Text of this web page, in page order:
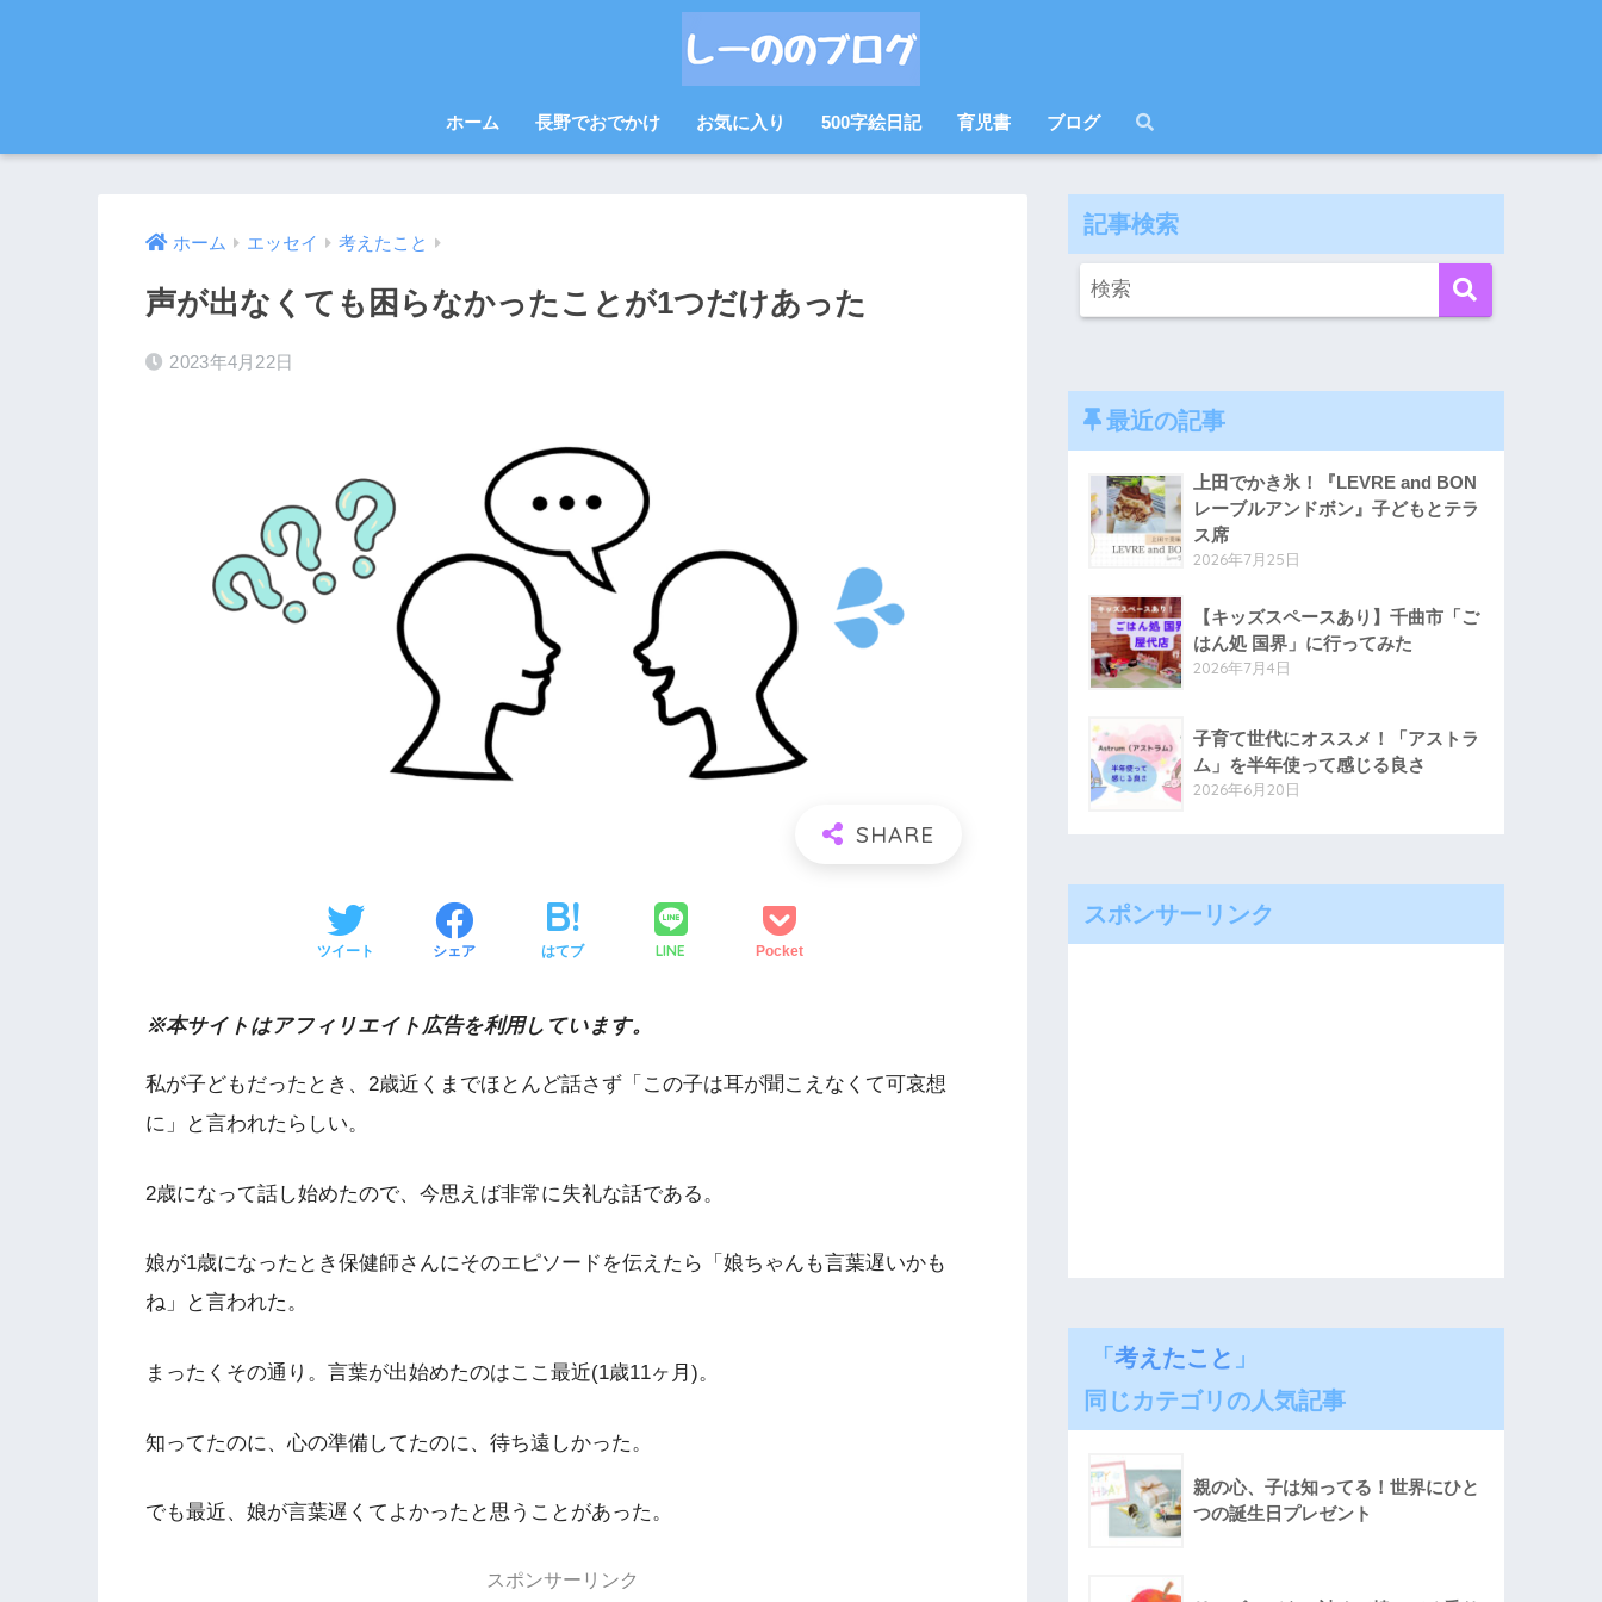
ホーム 長野でおでかけ お気に入り 500字絵日記 育児書 ブログ
ホーム エッセイ 考えたこと
声が出なくても困らなかったことが1つだけあった
2023年4月22日
ツイート シェア はてブ LINE Pocket
※本サイトはアフィリエイト広告を利用しています。
私が子どもだったとき、2歳近くまでほとんど話さず「この子は耳が聞こえなくて可哀想
に」と言われたらしい。
2歳になって話し始めたので、今思えば非常に失礼な話である。
娘が1歳になったとき保健師さんにそのエピソードを伝えたら「娘ちゃんも言葉遅いかも
ね」と言われた。
まったくその通り。言葉が出始めたのはここ最近(1歳11ヶ月)。
知ってたのに、心の準備してたのに、待ち遠しかった。
でも最近、娘が言葉遅くてよかったと思うことがあった。
スポンサーリンク
記事検索
最近の記事
上田でかき氷！『LEVRE and BON
レーブルアンドボン』子どもとテラ
ス席
2026年7月25日
【キッズスペースあり】千曲市「ご
はん処 国界」に行ってみた
2026年7月4日
子育て世代にオススメ！「アストラ
ム」を半年使って感じる良さ
2026年6月20日
スポンサーリンク
「考えたこと 」
同じカテゴリの人気記事
親の心、子は知ってる！世界にひと
つの誕生日プレゼント